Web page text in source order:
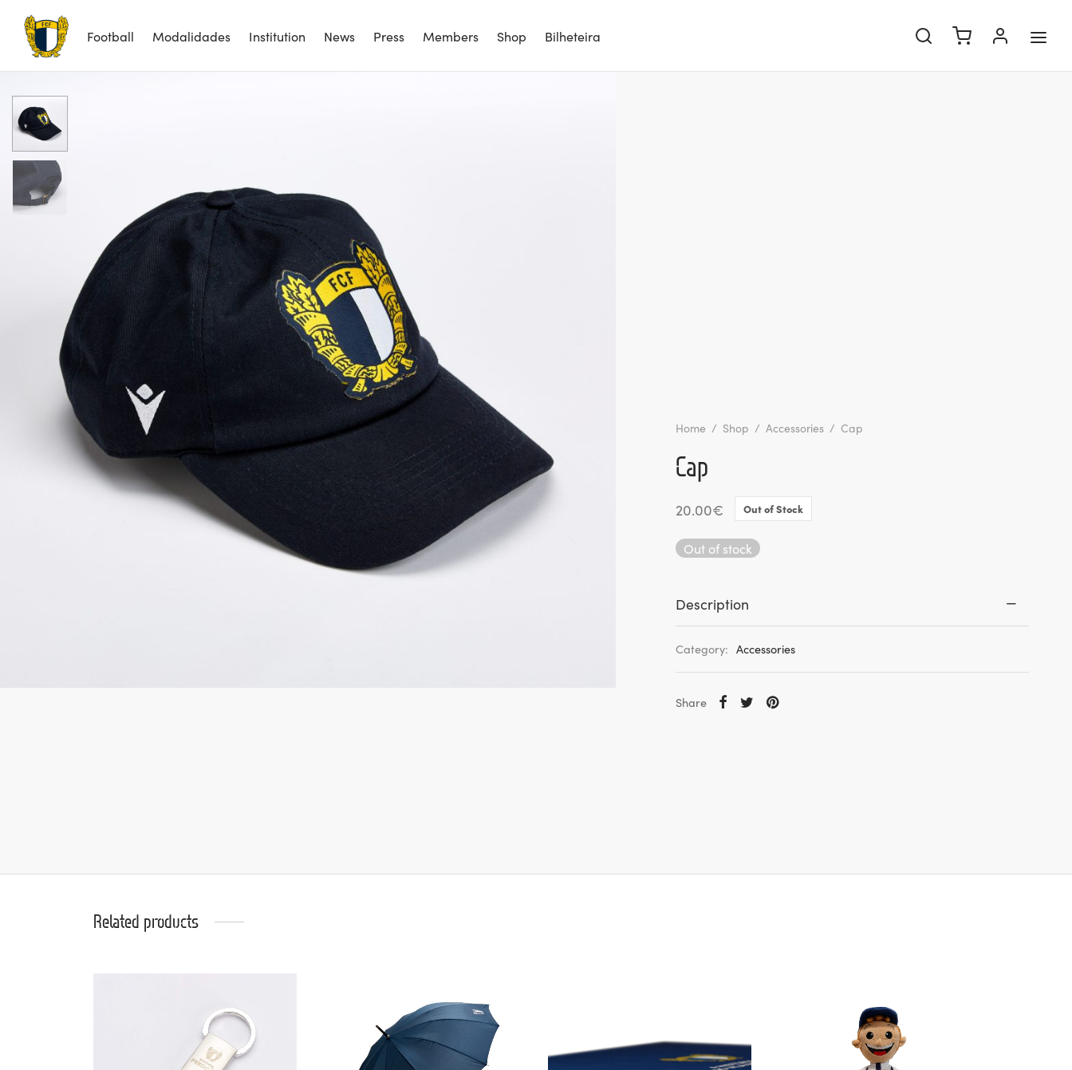
Football Modalidades Institution News Press Members Shop Bilheteira
Home / Shop / Accessories / Cap
Cap
20.00€ Out of Stock
Out of stock
Description
Category: Accessories
Share
Related products